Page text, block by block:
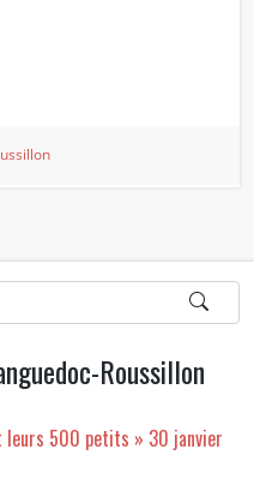
Roussillon
leurs 500 petits » 30 janvier